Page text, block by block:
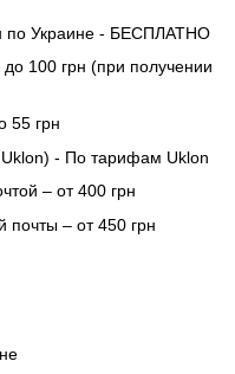
по Украине - БЕСПЛАТНО
100 грн (при получении
55 грн
- По тарифам Uklon
– от 400 грн
почты – от 450 грн